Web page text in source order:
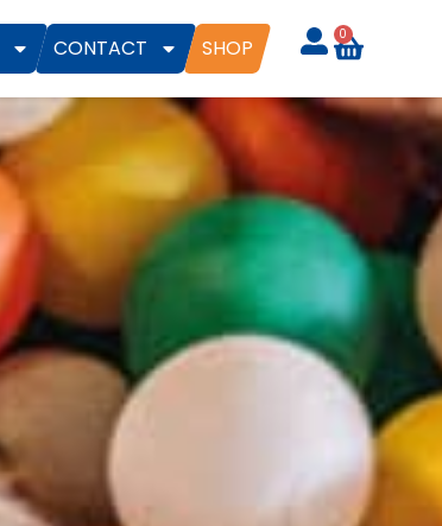
CONTACT SHOP
0